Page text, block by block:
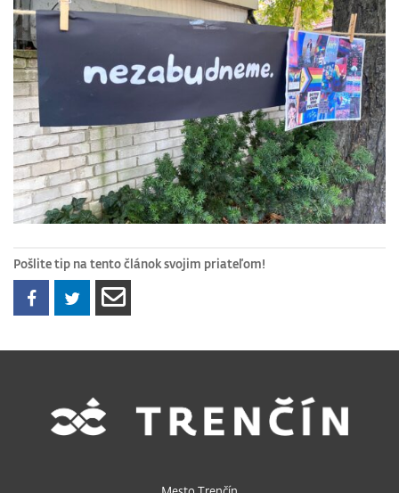
Pošlite tip na tento článok svojim priateľom!